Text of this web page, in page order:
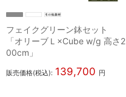
フェイクグリーン鉢セット
「オリーブＬ×Cube w/g 高さ2
00cm」
販売価格(税込): 139,700 円